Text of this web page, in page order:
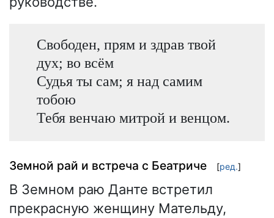
Свободен, прям и здрав твой
дух; во всём
Судья ты сам; я над самим
тобою
Тебя венчаю митрой и венцом.
Земной рай и встреча с Беатриче [ред.]
В Земном раю Данте встретил
прекрасную женщину Мательду,